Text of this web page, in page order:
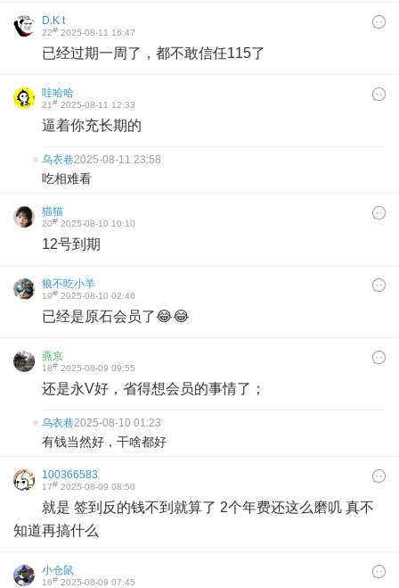
D.K t
22# 2025-08-11 16:47
已经过期一周了，都不敢信任115了
哇哈哈
21# 2025-08-11 12:33
逼着你充长期的
乌衣巷2025-08-11 23:58
吃相难看
猫猫
20# 2025-08-10 10:10
12号到期
狼不吃小羊
19# 2025-08-10 02:46
已经是原石会员了😂😂
燕京
18# 2025-08-09 09:55
还是永V好，省得想会员的事情了；
乌衣巷2025-08-10 01:23
有钱当然好，干啥都好
100366583
17# 2025-08-09 08:50
就是 签到反的钱不到就算了 2个年费还这么磨叽 真不
知道再搞什么
小仓鼠
16# 2025-08-09 07:45